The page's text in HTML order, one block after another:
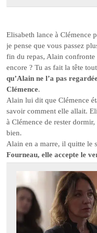
Elisabeth lance à Clémence
je pense que vous passez
fin du repas, Alain confronte
encore ? Tu as fait la tête
qu’Alain ne l’a pas
Clémence.
Alain lui dit que Clémence
savoir comment elle allait.
à Clémence de rester
bien.
Alain en a marre, il quitte le
Fourneau, elle accepte le